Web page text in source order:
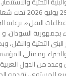
الفترة من 27 إلى
النقل»، برعاية
بجمهورية السودان،
البنى التحتية والنقل،
وممثلي
وعدد من الدول